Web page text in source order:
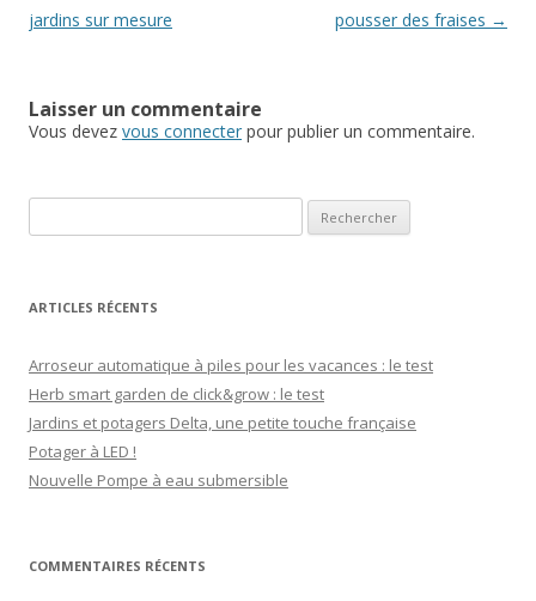
jardins sur mesure
pousser des fraises →
Laisser un commentaire
Vous devez vous connecter pour publier un commentaire.
ARTICLES RÉCENTS
Arroseur automatique à piles pour les vacances : le test
Herb smart garden de click&grow : le test
Jardins et potagers Delta, une petite touche française
Potager à LED !
Nouvelle Pompe à eau submersible
COMMENTAIRES RÉCENTS